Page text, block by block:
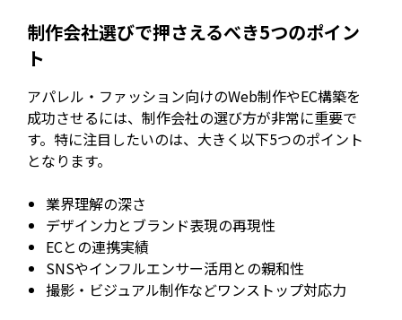
制作会社選びで押さえるべき5つのポイン
ト
アパレル・ファッション向けのWeb制作やEC構築を
成功させるには、制作会社の選び方が非常に重要で
す。特に注目したいのは、大きく以下5つのポイント
となります。
業界理解の深さ
デザイン力とブランド表現の再現性
ECとの連携実績
SNSやインフルエンサー活用との親和性
撮影・ビジュアル制作などワンストップ対応力